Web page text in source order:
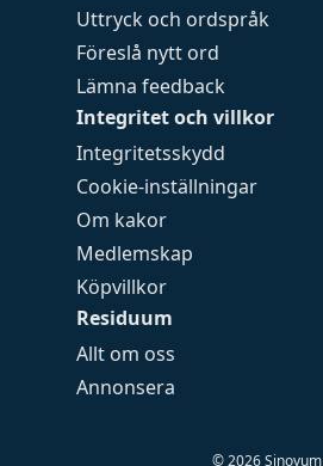
Uttryck och ordspråk
Föreslå nytt ord
Lämna feedback
Integritet och villkor
Integritetsskydd
Cookie-inställningar
Om kakor
Medlemskap
Köpvillkor
Residuum
Allt om oss
Annonsera
©2026Sinovum